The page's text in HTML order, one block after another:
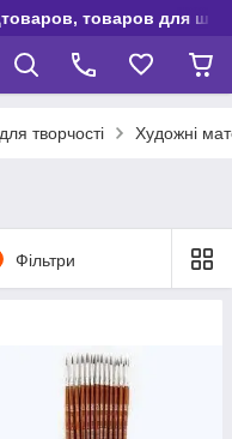
товаров для
творчості Художні
Фільтри